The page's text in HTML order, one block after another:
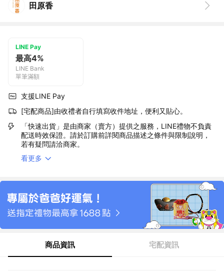
田原香
LINE Pay
最高4%
LINE Bank
單筆滿額
支援LINE Pay
[宅配商品]由收禮者自行填寫收件地址，便利又貼心。
「快速出貨」是由商家（賣方）提供之服務，LINE禮物不負責
配送時效保證。請於訂購前詳閱商品描述之條件與限制說明，
若有疑問請洽商家。
看更多
商品資訊 宅配資訊